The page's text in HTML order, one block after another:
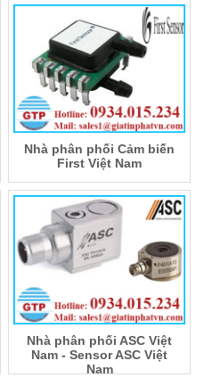
Nhà phân phối Cảm biến
First Việt Nam
Nhà phân phối ASC Việt
Nam - Sensor ASC Việt
Nam